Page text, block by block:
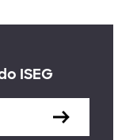
ISEG